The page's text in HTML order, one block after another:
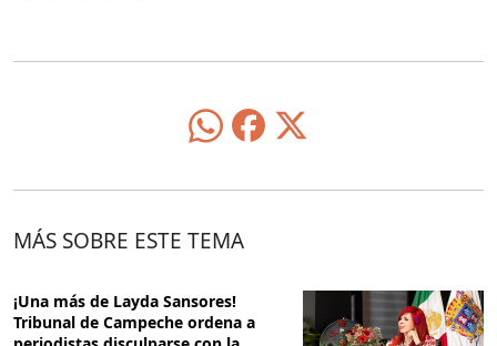
MÁS SOBRE ESTE TEMA
¡Una más de Layda Sansores!
Tribunal de Campeche ordena a